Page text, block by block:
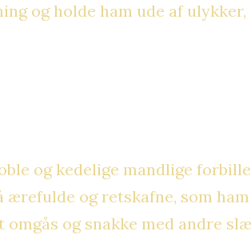
og holde ham ude af
og kedelige mandlige
ærefulde og retskafne, som
og snakke med andre